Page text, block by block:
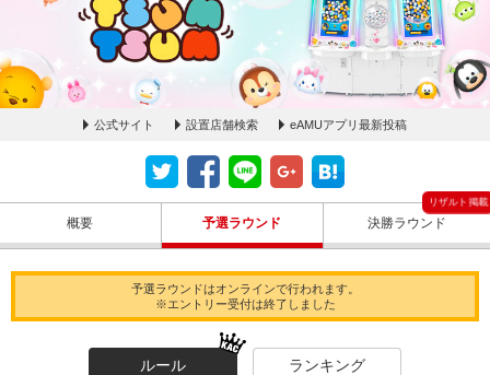
公式サイト 設置店舗検索 eAMUアプリ最新投稿
概要 予選ラウンド 決勝ラウンド
予選ラウンドはオンラインで行われます。
※エントリー受付は終了しました
ルール ランキング